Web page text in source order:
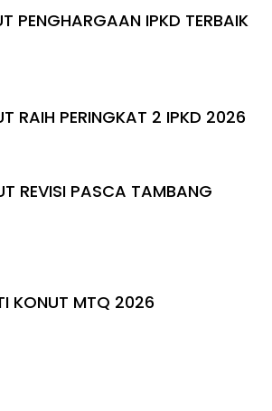
PENGHARGAAN IPKD TERBAIK
RAIH PERINGKAT 2 IPKD 2026
REVISI PASCA TAMBANG
KONUT MTQ 2026